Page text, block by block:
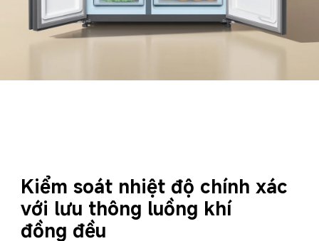
Kiểm soát nhiệt độ chính xác
với lưu thông luồng khí
đồng đều